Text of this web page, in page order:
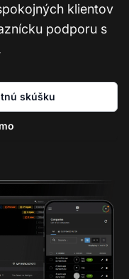
klientov
podporu s
skúšku